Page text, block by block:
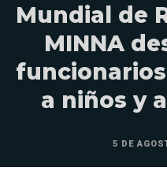
Mundial de
MINNA
a niños y
5 DE